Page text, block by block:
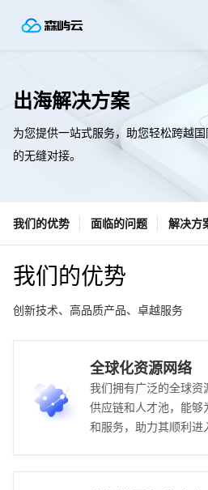
出海解决方案
为您提供一站式服务，助您轻松跨越
的无缝对接。
我们的优势 面临的问题 解决方
我们的优势
创新技术、高品质产品、卓越服务
全球化资源网络
我们拥有广泛的全球资
供应链和人才池，能
和服务，助力其顺利进